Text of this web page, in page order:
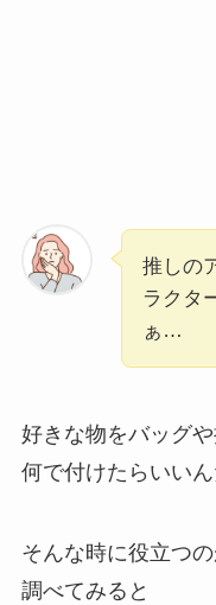
推しの
ラクタ
ぁ…
好きな物をバッグ
何で付けたらいい
そんな時に役立つ
調べてみると